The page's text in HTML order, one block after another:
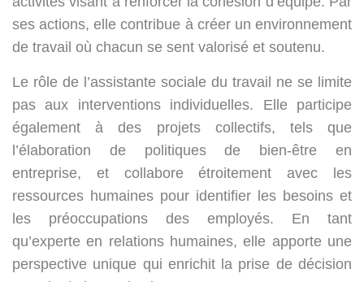
ses actions, elle contribue à créer un environnement
de travail où chacun se sent valorisé et soutenu.
Le rôle de l’assistante sociale du travail ne se limite
pas aux interventions individuelles. Elle participe
également à des projets collectifs, tels que
l’élaboration de politiques de bien-être en
entreprise, et collabore étroitement avec les
ressources humaines pour identifier les besoins et
les préoccupations des employés. En tant
qu’experte en relations humaines, elle apporte une
perspective unique qui enrichit la prise de décision